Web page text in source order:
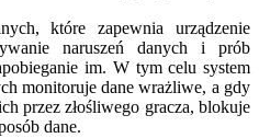
które zapewnia urządzenie
naruszeń danych i prób
im. W tym celu system
monitoruje dane wrażliwe, a gdy
przez złośliwego gracza, blokuje
dane.